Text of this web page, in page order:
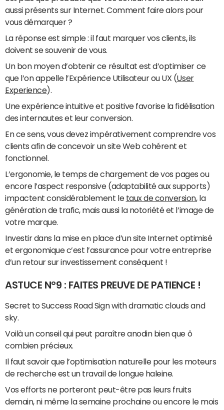
aussi présents sur Internet. Comment faire alors pour
vous démarquer ?
La réponse est simple : il faut marquer vos clients, ils
doivent se souvenir de vous.
Un bon moyen d’obtenir ce résultat est d’optimiser ce
que l’on appelle l’Expérience Utilisateur ou UX (User
Experience).
Une expérience intuitive et positive favorise la fidélisation
des internautes et leur conversion.
En ce sens, vous devez impérativement comprendre vos
clients afin de concevoir un site Web cohérent et
fonctionnel.
L’ergonomie, le temps de chargement de vos pages ou
encore l’aspect responsive (adaptabilité aux supports)
impactent considérablement le taux de conversion, la
génération de trafic, mais aussi la notoriété et l’image de
votre marque.
Investir dans la mise en place d’un site Internet optimisé
et ergonomique c’est l’assurance pour votre entreprise
d’un retour sur investissement conséquent !
ASTUCE N°9 : FAITES PREUVE DE PATIENCE !
Secret to Success Road Sign with dramatic clouds and
sky.
Voilà un conseil qui peut paraître anodin bien que ô
combien précieux.
Il faut savoir que l’optimisation naturelle pour les moteurs
de recherche est un travail de longue haleine.
Vos efforts ne porteront peut-être pas leurs fruits
demain, ni même la semaine prochaine ou encore le mois